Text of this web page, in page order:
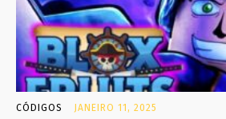
CÓDIGOS JANEIRO 11, 2025